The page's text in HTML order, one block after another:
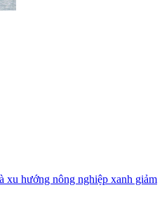
xu hướng nông nghiệp xanh giảm